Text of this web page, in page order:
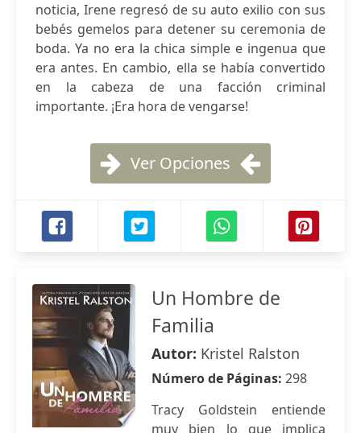
noticia, Irene regresó de su auto exilio con sus
bebés gemelos para detener su ceremonia de
boda. Ya no era la chica simple e ingenua que
era antes. En cambio, ella se había convertido
en la cabeza de una facción criminal
importante. ¡Era hora de vengarse!
Ver Opciones
Un Hombre de
Familia
Autor: Kristel Ralston
Número de Páginas: 298
Tracy Goldstein entiende
muy bien lo que implica